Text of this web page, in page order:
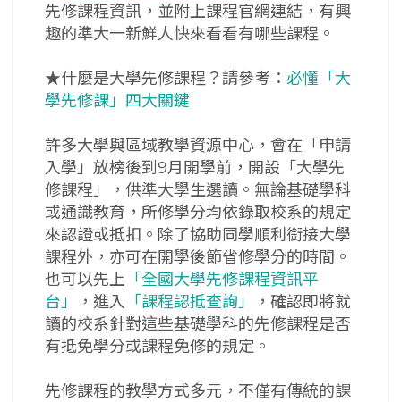
先修課程資訊，並附上課程官網連結，有興
趣的準大一新鮮人快來看看有哪些課程。
★什麼是大學先修課程？請參考： 必懂「大
學先修課」四大關鍵
許多大學與區域教學資源中心，會在「申請
入學」放榜後到9月開學前，開設「大學先
修課程」，供準大學生選讀。無論基礎學科
或通識教育，所修學分均依錄取校系的規定
來認證或抵扣。除了協助同學順利銜接大學
課程外，亦可在開學後節省修學分的時間。
也可以先上 「全國大學先修課程資訊平
台」
，進入 「課程認抵查詢」
，確認即將就
讀的校系針對這些基礎學科的先修課程是否
有抵免學分或課程免修的規定。
先修課程的教學方式多元，不僅有傳統的課